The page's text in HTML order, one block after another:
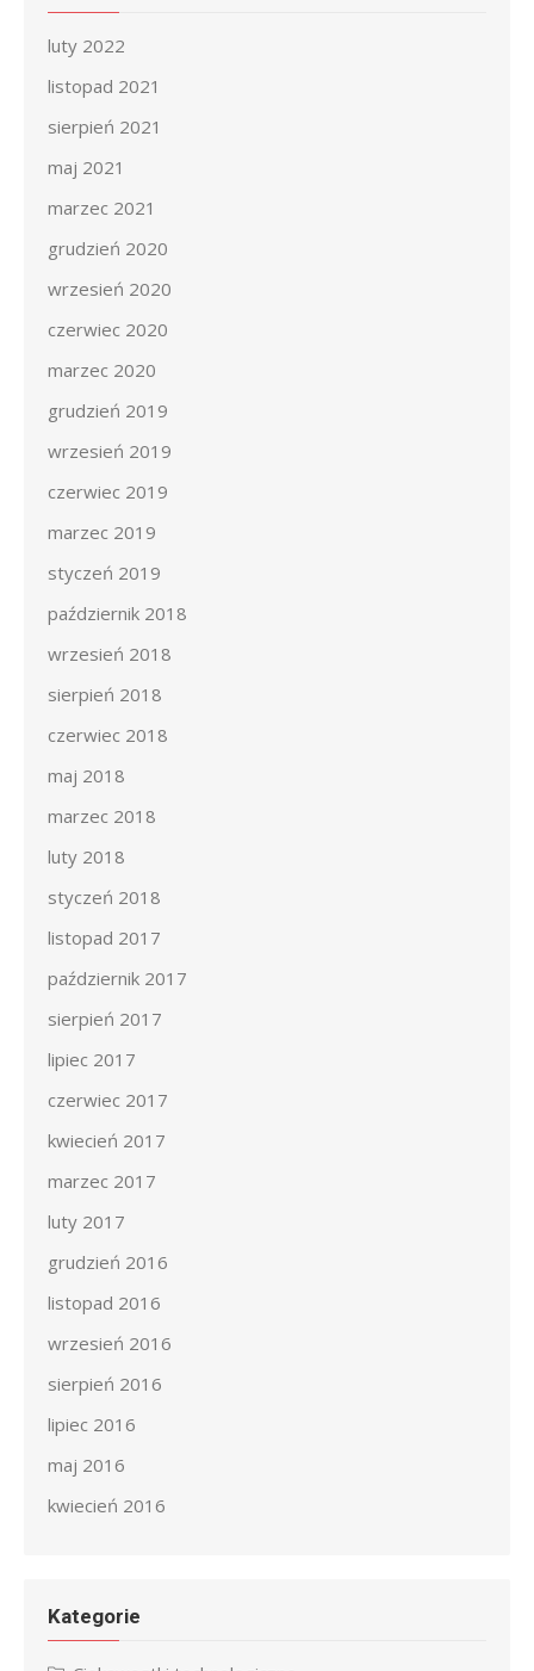
luty 2022
listopad 2021
sierpień 2021
maj 2021
marzec 2021
grudzień 2020
wrzesień 2020
czerwiec 2020
marzec 2020
grudzień 2019
wrzesień 2019
czerwiec 2019
marzec 2019
styczeń 2019
październik 2018
wrzesień 2018
sierpień 2018
czerwiec 2018
maj 2018
marzec 2018
luty 2018
styczeń 2018
listopad 2017
październik 2017
sierpień 2017
lipiec 2017
czerwiec 2017
kwiecień 2017
marzec 2017
luty 2017
grudzień 2016
listopad 2016
wrzesień 2016
sierpień 2016
lipiec 2016
maj 2016
kwiecień 2016
Kategorie